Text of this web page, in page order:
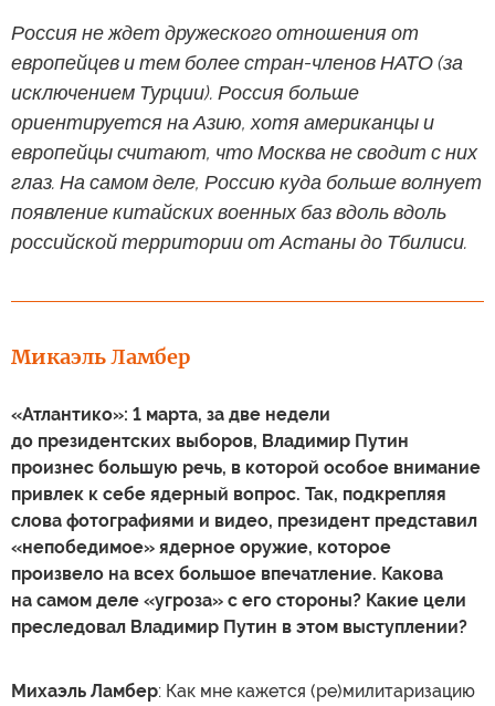
Россия не ждет дружеского отношения от
европейцев и тем более стран-членов НАТО (за
исключением Турции). Россия больше
ориентируется на Азию, хотя американцы и
европейцы считают, что Москва не сводит с них
глаз. На самом деле, Россию куда больше волнует
появление китайских военных баз вдоль вдоль
российской территории от Астаны до Тбилиси.
Микаэль Ламбер
«Атлантико»: 1 марта, за две недели
до президентских выборов, Владимир Путин
произнес большую речь, в которой особое внимание
привлек к себе ядерный вопрос. Так, подкрепляя
слова фотографиями и видео, президент представил
«непобедимое» ядерное оружие, которое
произвело на всех большое впечатление. Какова
на самом деле «угроза» с его стороны? Какие цели
преследовал Владимир Путин в этом выступлении?
Михаэль Ламбер: Как мне кажется (ре)милитаризацию